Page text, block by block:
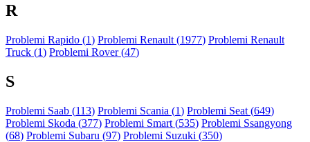
R
Problemi Rapido (1) Problemi Renault (1977) Problemi Renault
Truck (1) Problemi Rover (47)
S
Problemi Saab (113) Problemi Scania (1) Problemi Seat (649)
Problemi Skoda (377) Problemi Smart (535) Problemi Ssangyong
(68) Problemi Subaru (97) Problemi Suzuki (350)